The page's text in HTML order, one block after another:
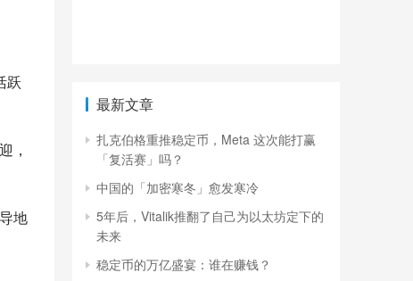
跃
，
地
最新文章
扎克伯格重推稳定币，Meta 这次能打赢
「复活赛」吗？
中国的「加密寒冬」愈发寒冷
5年后，Vitalik推翻了自己为以太坊定下的
未来
稳定币的万亿盛宴：谁在赚钱？